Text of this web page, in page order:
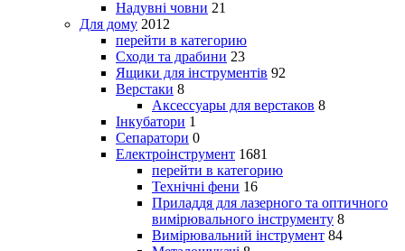
Надувні човни 21
Для дому 2012
перейти в категорию
Сходи та драбини 23
Ящики для інструментів 92
Верстаки 8
Аксессуары для верстаков 8
Інкубатори 1
Сепаратори 0
Електроінструмент 1681
перейти в категорию
Технічні фени 16
Приладдя для лазерного та оптичного
вимірювального інструменту 8
Вимірювальний інструмент 84